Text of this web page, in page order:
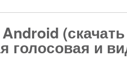
голосовая и